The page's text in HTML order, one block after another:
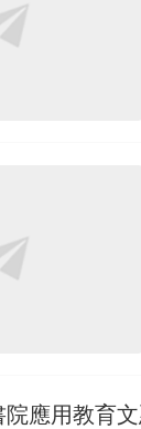
應用教育